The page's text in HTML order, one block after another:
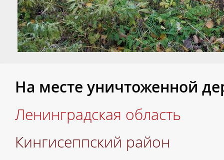
На месте уничтоженной
Ленинградская область
Кингисеппский район